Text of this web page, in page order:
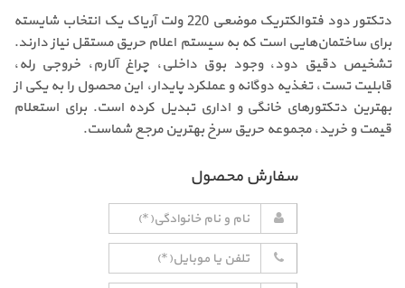
دتکتور دود فتوالکتریک موضعی 220 ولت آریاک یک انتخاب شایسته
برای ساختمان‌هایی است که به سیستم اعلام حریق مستقل نیاز دارند.
تشخیص دقیق دود، وجود بوق داخلی، چراغ آلارم، خروجی رله،
قابلیت تست، تغذیه دوگانه و عملکرد پایدار، این محصول را به یکی از
بهترین دتکتورهای خانگی و اداری تبدیل کرده است. برای استعلام
قیمت و خرید، مجموعه حریق سرخ بهترین مرجع شماست.
سفارش محصول